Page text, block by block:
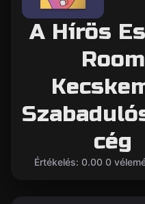
A Hírös
Room
cég
Értékelés: 0.00 0